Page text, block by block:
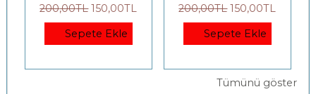
200,00TL 150,00TL
Sepete Ekle
200,00TL 150,00TL
Sepete Ekle
Tümünü göster